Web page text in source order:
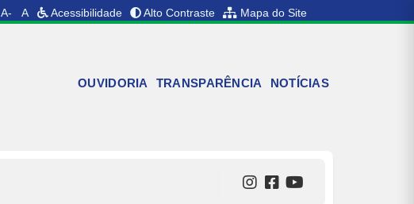
A- A Acessibilidade Alto Contraste Mapa do Site
OUVIDORIA TRANSPARÊNCIA NOTÍCIAS